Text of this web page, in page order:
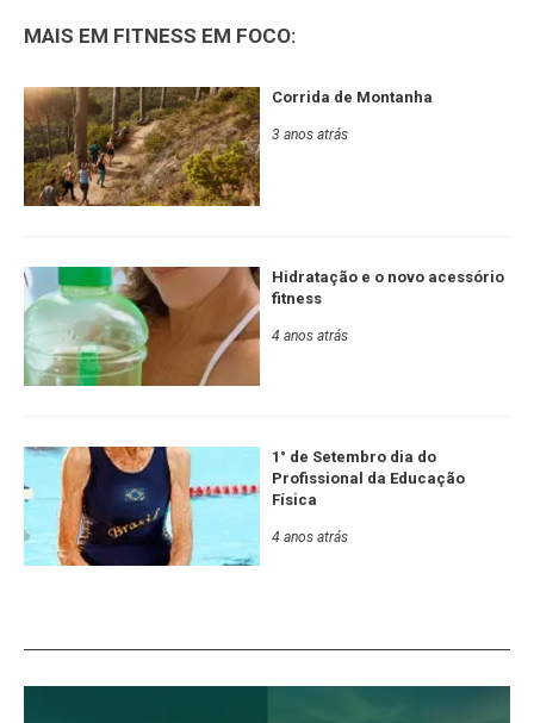
MAIS EM FITNESS EM FOCO:
Corrida de Montanha
3 anos atrás
Hidratação e o novo acessório
fitness
4 anos atrás
1° de Setembro dia do
Profissional da Educação
Física
4 anos atrás